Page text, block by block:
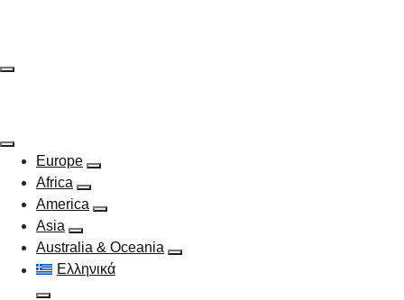
Europe
Africa
America
Asia
Australia & Oceania
Ελληνικά